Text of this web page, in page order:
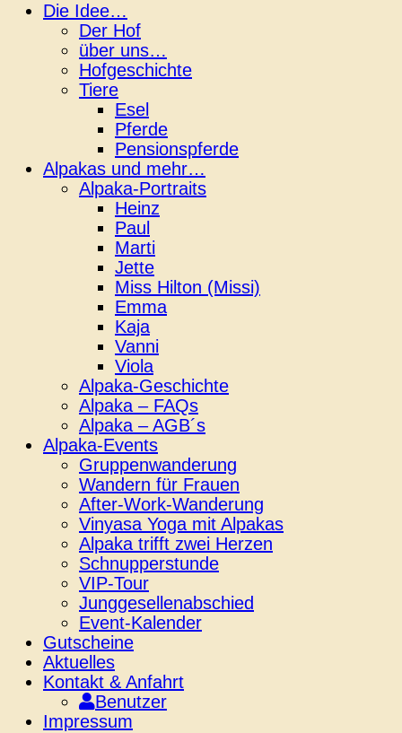
Die Idee…
Der Hof
über uns…
Hofgeschichte
Tiere
Esel
Pferde
Pensionspferde
Alpakas und mehr…
Alpaka-Portraits
Heinz
Paul
Marti
Jette
Miss Hilton (Missi)
Emma
Kaja
Vanni
Viola
Alpaka-Geschichte
Alpaka – FAQs
Alpaka – AGB´s
Alpaka-Events
Gruppenwanderung
Wandern für Frauen
After-Work-Wanderung
Vinyasa Yoga mit Alpakas
Alpaka trifft zwei Herzen
Schnupperstunde
VIP-Tour
Junggesellenabschied
Event-Kalender
Gutscheine
Aktuelles
Kontakt & Anfahrt
Benutzer
Impressum